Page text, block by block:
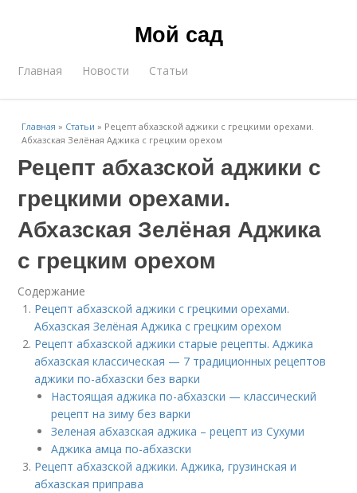
Мой сад
Главная Новости Статьи
Главная » Статьи » Рецепт абхазской аджики с грецкими орехами.
Абхазская Зелёная Аджика с грецким орехом
Рецепт абхазской аджики с
грецкими орехами.
Абхазская Зелёная Аджика
с грецким орехом
Содержание
Рецепт абхазской аджики с грецкими орехами.
Абхазская Зелёная Аджика с грецким орехом
Рецепт абхазской аджики старые рецепты. Аджика
абхазская классическая — 7 традиционных рецептов
аджики по-абхазски без варки
Настоящая аджика по-абхазски — классический
рецепт на зиму без варки
Зеленая абхазская аджика – рецепт из Сухуми
Аджика амца по-абхазски
Рецепт абхазской аджики. Аджика, грузинская и
абхазская приправа